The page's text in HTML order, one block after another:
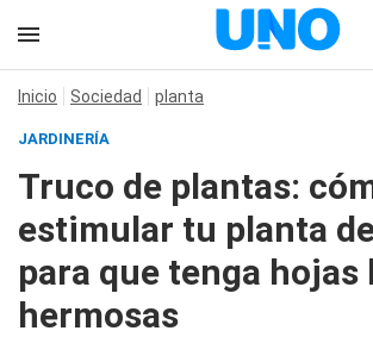
Inicio Sociedad planta
JARDINERÍA
Truco de plantas:
estimular tu planta
para que tenga hojas
hermosas